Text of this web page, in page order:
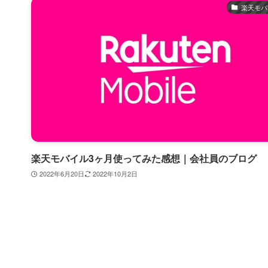
楽天モ
楽天モバイル3ヶ月使ってみた感想｜会社員のブログ
2022年6月20日 2022年10月2日